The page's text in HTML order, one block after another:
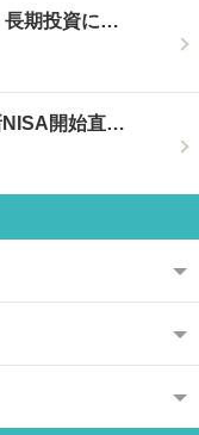
長期投資に…
NISA開始直…